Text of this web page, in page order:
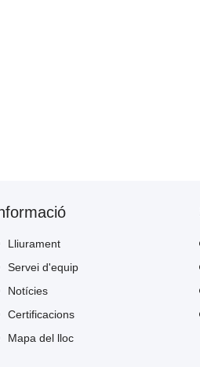
Lliurament
Servei d'equip
Notícies
Certificacions
Mapa del lloc